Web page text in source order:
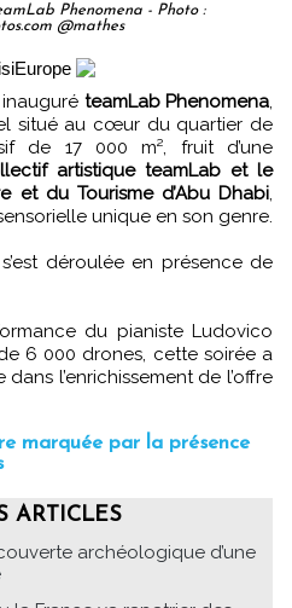
Phenomena - Photo :
@mathes
teamLab Phenomena
situé au cœur du quartier de
de 17 000 m², fruit d’une
artistique teamLab et le
et du Tourisme d’Abu Dhabi
unique en son genre.
déroulée en présence de
du pianiste Ludovico
6 000 drones, cette soirée a
l’enrichissement de l’offre
marquée par la présence
ARTICLES
archéologique d’une